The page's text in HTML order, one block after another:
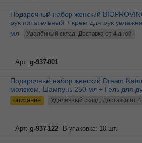
Подарочный набор женский BIOPROVINCE, крем для
рук питательный + крем для рук
мл
Удалённый склад. Доставка от 4 дней
Арт: g-937-001
Подарочный набор женский Dream Nature с козьим
молоком, Шампунь 250 мл + Гель для
описание Удалённый склад. Доставка от
Арт: g-937-122 В упаковке: 10 шт.